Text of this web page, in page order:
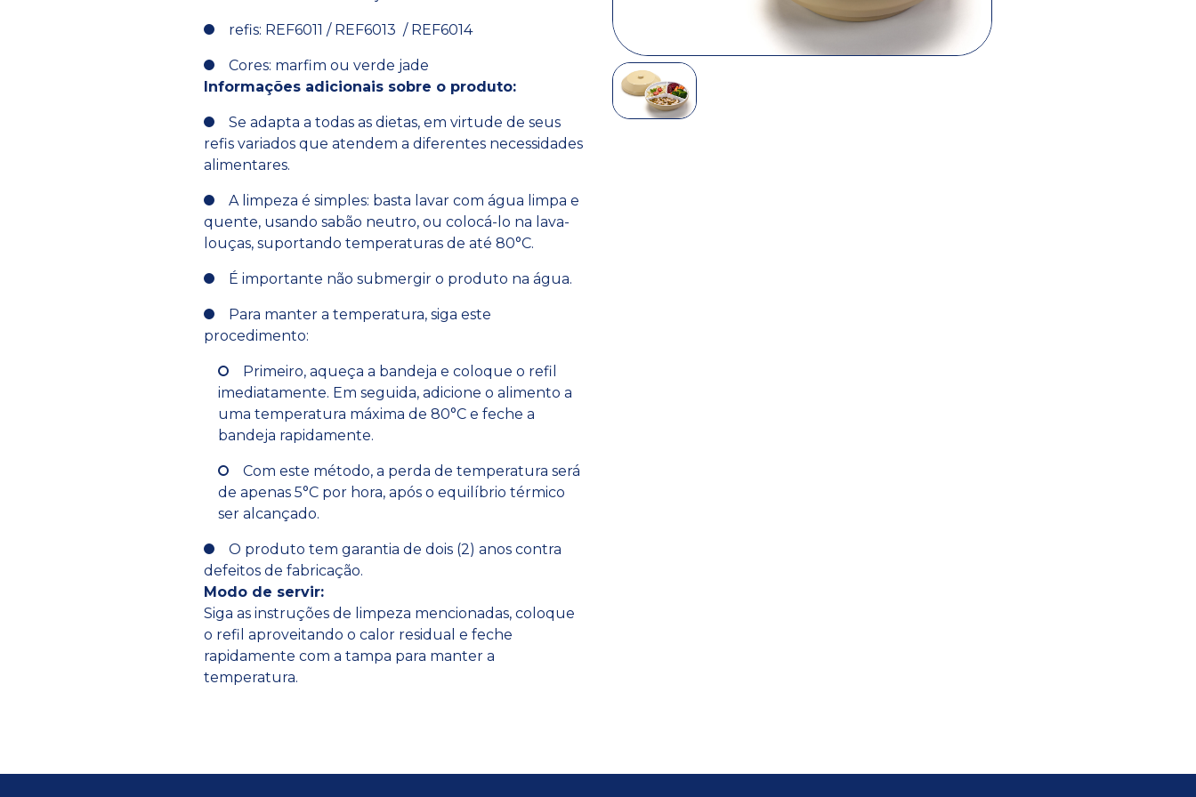
refis: REF6011 / REF6013 / REF6014
Cores: marfim ou verde jade
Informações adicionais sobre o produto:
Se adapta a todas as dietas, em virtude de seus
refis variados que atendem a diferentes necessidades
alimentares.
A limpeza é simples: basta lavar com água limpa e
quente, usando sabão neutro, ou colocá-lo na lava-
louças, suportando temperaturas de até 80°C.
É importante não submergir o produto na água.
Para manter a temperatura, siga este
procedimento:
Primeiro, aqueça a bandeja e coloque o refil
imediatamente. Em seguida, adicione o alimento a
uma temperatura máxima de 80°C e feche a
bandeja rapidamente.
Com este método, a perda de temperatura será
de apenas 5°C por hora, após o equilíbrio térmico
ser alcançado.
O produto tem garantia de dois (2) anos contra
defeitos de fabricação.
Modo de servir:
Siga as instruções de limpeza mencionadas, coloque
o refil aproveitando o calor residual e feche
rapidamente com a tampa para manter a
temperatura.